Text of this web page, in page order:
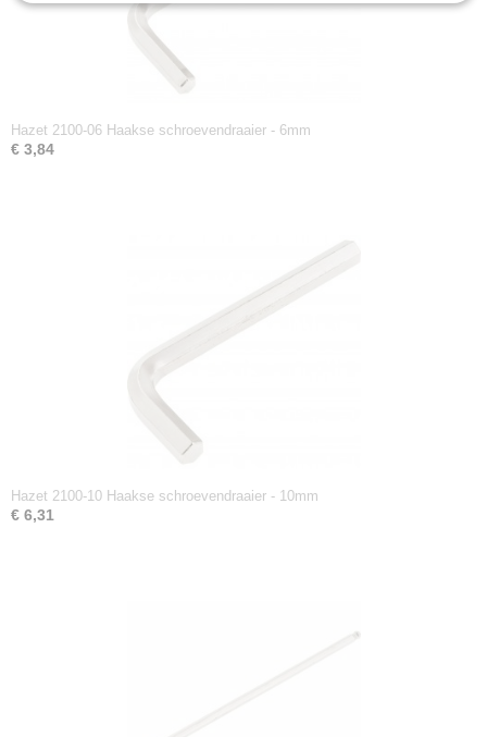
Hazet 2100-06 Haakse schroevendraaier - 6mm
€ 3,84
Hazet 2100-10 Haakse schroevendraaier - 10mm
€ 6,31